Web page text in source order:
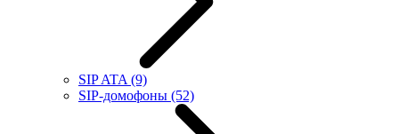
SIP ATA (9)
SIP-домофоны (52)